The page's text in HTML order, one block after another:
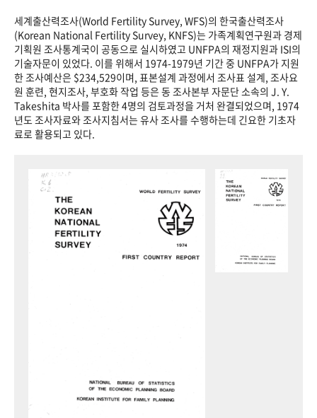
세계출산력조사(World Fertility Survey, WFS)의 한국출산력조사
(Korean National Fertility Survey, KNFS)는 가족계획연구원과 경제
기획원 조사통계국이 공동으로 실시하였고 UNFPA의 재정지원과 ISI의
기술자문이 있었다. 이를 위해서 1974-1979년 기간 중 UNFPA가 지원
한 조사예산은 $234,529이며, 표본설계 과정에서 조사표 설계, 조사요
원 훈련, 현지조사, 부호화 작업 등은 동 조사본부 자문단 소속의 J. Y.
Takeshita 박사를 포함한 4명의 검토과정을 거처 완결되었으며, 1974
년도 조사자료와 조사지침서는 유사 조사를 수행하는데 긴요한 기초자
료로 활용되고 있다.